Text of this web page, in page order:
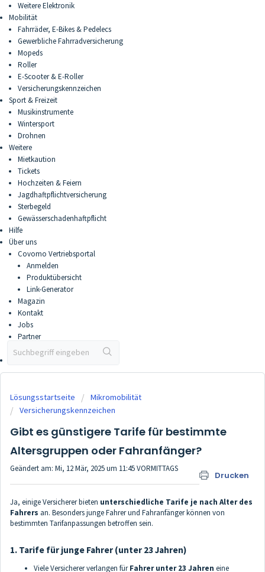
Weitere Elektronik
Mobilität
Fahrräder, E-Bikes & Pedelecs
Gewerbliche Fahrradversicherung
Mopeds
Roller
E-Scooter & E-Roller
Versicherungskennzeichen
Sport & Freizeit
Musikinstrumente
Wintersport
Drohnen
Weitere
Mietkaution
Tickets
Hochzeiten & Feiern
Jagdhaftpflichtversicherung
Sterbegeld
Gewässerschadenhaftpflicht
Hilfe
Über uns
Covomo Vertriebsportal
Anmelden
Produktübersicht
Link-Generator
Magazin
Kontakt
Jobs
Partner
Partner werden
Vertriebsportal
Lösungsstartseite
Mikromobilität
Versicherungskennzeichen
Gibt es günstigere Tarife für bestimmte
Altersgruppen oder Fahranfänger?
Drucken
Geändert am: Mi, 12 Mär, 2025 um 11:45 VORMITTAGS
Ja, einige Versicherer bieten unterschiedliche Tarife je nach Alter des
Fahrers an. Besonders junge Fahrer und Fahranfänger können von
bestimmten Tarifanpassungen betroffen sein.
1. Tarife für junge Fahrer (unter 23 Jahren)
Viele Versicherer verlangen fürFahrer unter 23 Jahren eine